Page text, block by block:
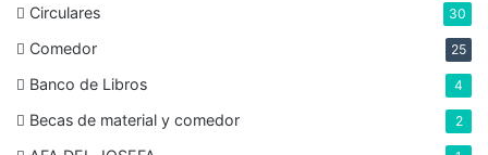
Circulares 30
Comedor 25
Banco de Libros 4
Becas de material y comedor 2